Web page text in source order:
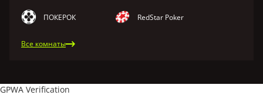
ПОКЕРОК RedStar Poker
Все комнаты
GPWA Verification